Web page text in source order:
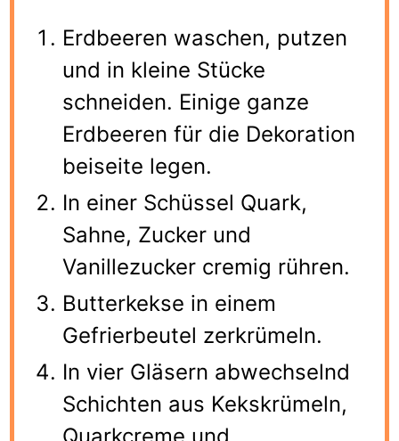
Erdbeeren waschen, putzen
und in kleine Stücke
schneiden. Einige ganze
Erdbeeren für die Dekoration
beiseite legen.
In einer Schüssel Quark,
Sahne, Zucker und
Vanillezucker cremig rühren.
Butterkekse in einem
Gefrierbeutel zerkrümeln.
In vier Gläsern abwechselnd
Schichten aus Kekskrümeln,